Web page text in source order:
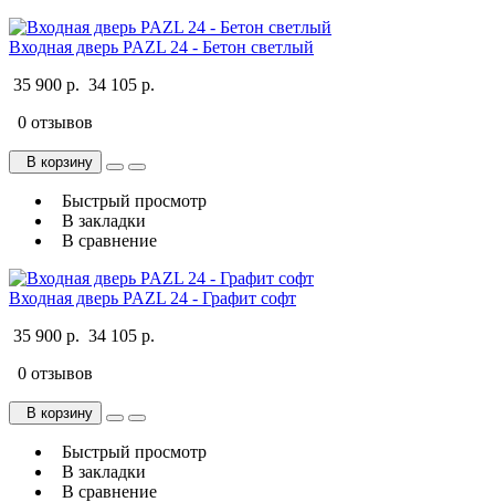
Входная дверь PAZL 24 - Бетон светлый
35 900 р. 34 105 р.
0 отзывов
В корзину
Быстрый просмотр
В закладки
В сравнение
Входная дверь PAZL 24 - Графит софт
35 900 р. 34 105 р.
0 отзывов
В корзину
Быстрый просмотр
В закладки
В сравнение